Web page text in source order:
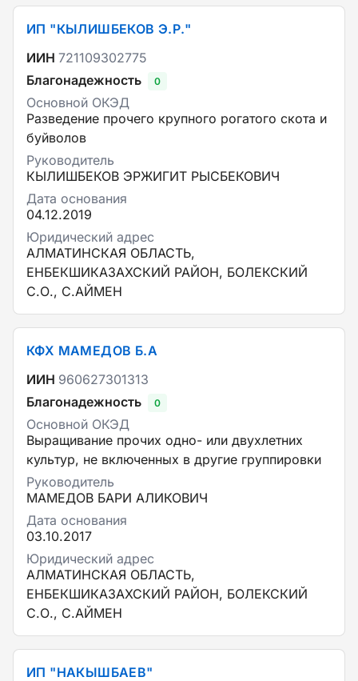
ИП "КЫЛИШБЕКОВ Э.Р."
ИИН 721109302775
Благонадежность
0
Основной ОКЭД
Разведение прочего крупного рогатого скота и
буйволов
Руководитель
КЫЛИШБЕКОВ ЭРЖИГИТ РЫСБЕКОВИЧ
Дата основания
04.12.2019
Юридический адрес
АЛМАТИНСКАЯ ОБЛАСТЬ,
ЕНБЕКШИКАЗАХСКИЙ РАЙОН, БОЛЕКСКИЙ
С.О., С.АЙМЕН
КФХ МАМЕДОВ Б.А
ИИН 960627301313
Благонадежность
0
Основной ОКЭД
Выращивание прочих одно- или двухлетних
культур, не включенных в другие группировки
Руководитель
МАМЕДОВ БАРИ АЛИКОВИЧ
Дата основания
03.10.2017
Юридический адрес
АЛМАТИНСКАЯ ОБЛАСТЬ,
ЕНБЕКШИКАЗАХСКИЙ РАЙОН, БОЛЕКСКИЙ
С.О., С.АЙМЕН
ИП "НАКЫШБАЕВ"